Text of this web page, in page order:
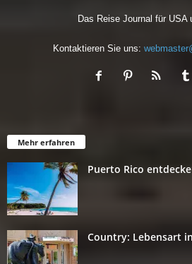
Das Reise Journal für USA
Kontaktieren Sie uns:
Mehr erfahren
Puerto Rico
Country: Lebensart